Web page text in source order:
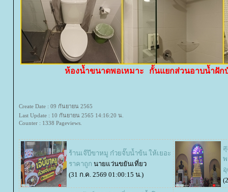
ห้องน้ำขนาดพอเหมาะ กั้นแยกส่วนอาบน้ำฝัก
Create Date : 09 กันยายน 2565
Last Update : 10 กันยายน 2565 14:16:20 น.
Counter : 1338 Pageviews.
ร้านเจ๊บีขาหมู ก๋วยจั๊บน้ำข้น ให้เยอะ
ราคาถูก นายแว่นขยันเที่ยว
(31 ก.ค. 2569 01:00:15 น.)